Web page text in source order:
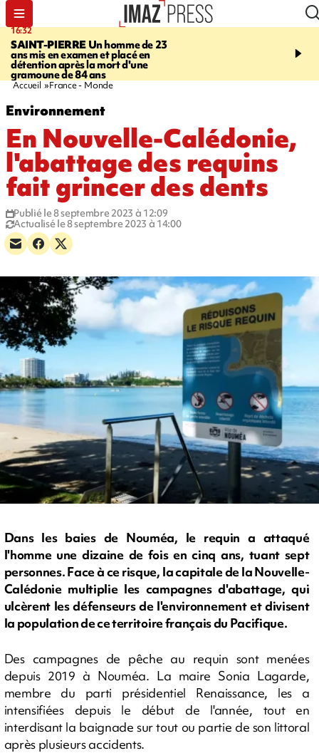
16:32
SAINT-PIERREUn homme de 23
ans mis en examen et placé en
détention après la mort d'une
gramoune de 84 ans
21:08
et Turquie scellent un
Accueil France - Monde
Environnement
En Nouvelle-Calédonie,
l'abattage des requins
fait grincer des dents
Publié le 8 septembre 2023 à 12:09
Actualisé le 8 septembre 2023 à 14:00
Dans les baies de Nouméa, le requin a attaqué
l'homme une dizaine de fois en cinq ans, tuant sept
personnes. Face à ce risque, la capitale de la Nouvelle-
Calédonie multiplie les campagnes d'abattage, qui
ulcèrent les défenseurs de l'environnement et divisent
la population de ce territoire français du Pacifique.
Des campagnes de pêche au requin sont menées
depuis 2019 à Nouméa. La maire Sonia Lagarde,
membre du parti présidentiel Renaissance, les a
intensifiées depuis le début de l'année, tout en
interdisant la baignade sur tout ou partie de son littoral
après plusieurs accidents.